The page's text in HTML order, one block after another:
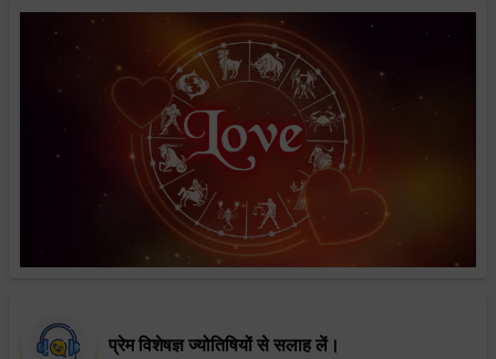
प्रेम विशेषज्ञ ज्योतिषियों से सलाह लें।